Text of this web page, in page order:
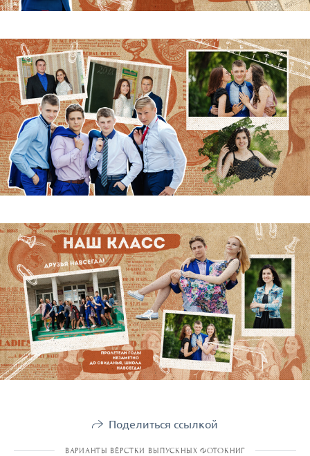
Поделиться ссылкой
ВАРИАНТЫ ВЁРСТКИ ВЫПУСКНЫХ ФОТОКНИГ